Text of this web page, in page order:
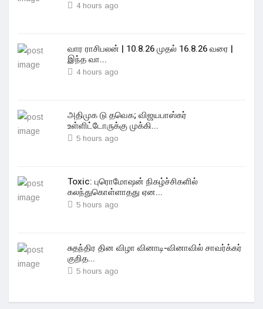
4 hours ago
வார ராசிபலன் | 10.8.26 முதல் 16.8.26 வரை |
இந்த வா...
4 hours ago
அதிமுக டு தவெக; விஜயபாஸ்கர்
உள்ளிட்டோருக்கு முக்கி...
5 hours ago
Toxic: புரொமோஷன் நிகழ்ச்சிகளில்
கலந்துகொள்ளாதது ஏன...
5 hours ago
சுதந்திர தின விழா வினாடி-வினாவில் சாவர்க்கர்
குறித...
5 hours ago